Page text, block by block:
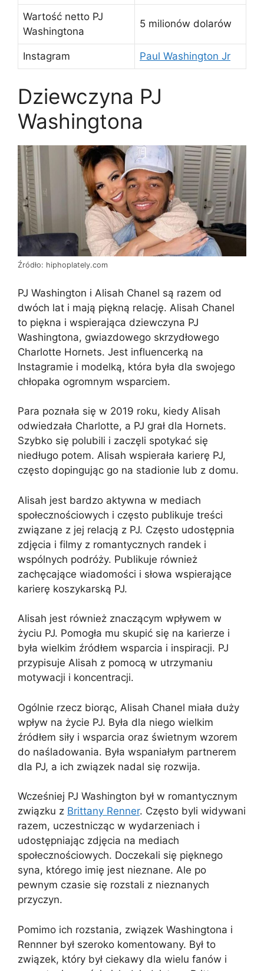
Wartość netto PJ
Washingtona
5 milionów dolarów
Instagram Paul Washington Jr
Dziewczyna PJ
Washingtona
Źródło: hiphoplately.com
PJ Washington i Alisah Chanel są razem od
dwóch lat i mają piękną relację. Alisah Chanel
to piękna i wspierająca dziewczyna PJ
Washingtona, gwiazdowego skrzydłowego
Charlotte Hornets. Jest influencerką na
Instagramie i modelką, która była dla swojego
chłopaka ogromnym wsparciem.
Para poznała się w 2019 roku, kiedy Alisah
odwiedzała Charlotte, a PJ grał dla Hornets.
Szybko się polubili i zaczęli spotykać się
niedługo potem. Alisah wspierała karierę PJ,
często dopingując go na stadionie lub z domu.
Alisah jest bardzo aktywna w mediach
społecznościowych i często publikuje treści
związane z jej relacją z PJ. Często udostępnia
zdjęcia i filmy z romantycznych randek i
wspólnych podróży. Publikuje również
zachęcające wiadomości i słowa wspierające
karierę koszykarską PJ.
Alisah jest również znaczącym wpływem w
życiu PJ. Pomogła mu skupić się na karierze i
była wielkim źródłem wsparcia i inspiracji. PJ
przypisuje Alisah z pomocą w utrzymaniu
motywacji i koncentracji.
Ogólnie rzecz biorąc, Alisah Chanel miała duży
wpływ na życie PJ. Była dla niego wielkim
źródłem siły i wsparcia oraz świetnym wzorem
do naśladowania. Była wspaniałym partnerem
dla PJ, a ich związek nadal się rozwija.
Wcześniej PJ Washington był w romantycznym
związku z Brittany Renner. Często byli widywani
razem, uczestnicząc w wydarzeniach i
udostępniając zdjęcia na mediach
społecznościowych. Doczekali się pięknego
syna, którego imię jest nieznane. Ale po
pewnym czasie się rozstali z nieznanych
przyczyn.
Pomimo ich rozstania, związek Washingtona i
Rennner był szeroko komentowany. Był to
związek, który był ciekawy dla wielu fanów i